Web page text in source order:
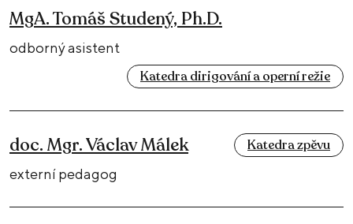
MgA. Tomáš Studený, Ph.D.
odborný asistent
Katedra dirigování a operní režie
doc. Mgr. Václav Málek
externí pedagog
Katedra zpěvu